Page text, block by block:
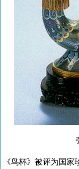
《鸟杯》被评为国